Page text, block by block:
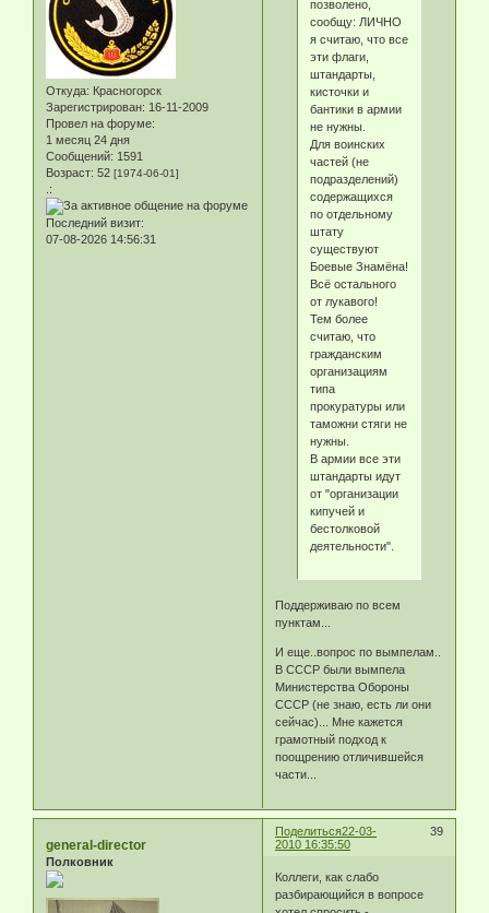
Откуда: Красногорск
Зарегистрирован: 16-11-2009
Провел на форуме:
1 месяц 24 дня
Сообщений: 1591
Возраст: 52 [1974-06-01]
.:
Последний визит:
07-08-2026 14:56:31
позволено,
сообщу: ЛИЧНО
я считаю, что все
эти флаги,
штандарты,
кисточки и
бантики в армии
не нужны.
Для воинских
частей (не
подразделений)
содержащихся
по отдельному
штату
существуют
Боевые Знамёна!
Всё остального
от лукавого!
Тем более
считаю, что
гражданским
организациям
типа
прокуратуры или
таможни стяги не
нужны.
В армии все эти
штандарты идут
от "организации
кипучей и
бестолковой
деятельности".
Поддерживаю по всем
пунктам...
И еще..вопрос по вымпелам..
В СССР были вымпела
Министерства Обороны
СССР (не знаю, есть ли они
сейчас)... Мне кажется
грамотный подход к
поощрению отличившейся
части...
Поделиться 39
22-03-
2010 16:35:50
general-director
Полковник
Коллеги, как слабо
разбирающийся в вопросе